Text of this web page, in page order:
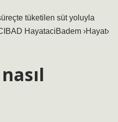
tüketilen süt yoluyla
HayataciBadem ›Hayat›